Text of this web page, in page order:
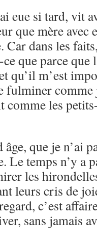
eue si tard, vit
que mère avec
Car dans les
que parce que
qu’il m’est
fulminer comme
comme les
que je n’ai
Le temps n’y a
les
leurs cris de
c’est
sans jamais